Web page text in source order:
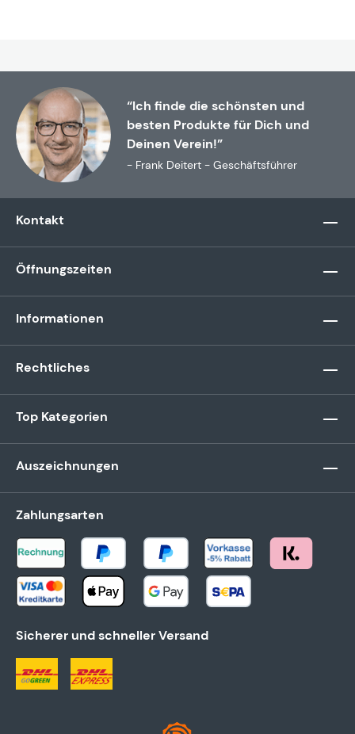
“Ich finde die schönsten und
besten Produkte für Dich und
Deinen Verein!”
- Frank Deitert - Geschäftsführer
Kontakt
Öffnungszeiten
Informationen
Rechtliches
Top Kategorien
Auszeichnungen
Zahlungsarten
Sicherer und schneller Versand